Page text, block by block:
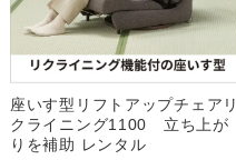
座いす型リフトアップチェアリ
クライニング1100 立ち上が
りを補助 レンタル